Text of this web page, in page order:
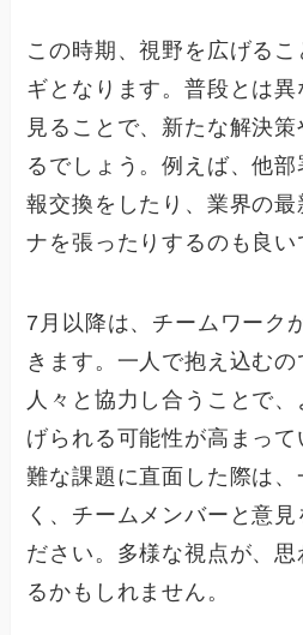
この時期、視野を広げる
ギとなります。普段とは
見ることで、新たな解決策
るでしょう。例えば、他
報交換をしたり、業界の
ナを張ったりするのも良い
7月以降は、チームワーク
きます。一人で抱え込む
人々と協力し合うことで
げられる可能性が高まっ
難な課題に直面した際は
く、チームメンバーと意
ださい。多様な視点が、
るかもしれません。